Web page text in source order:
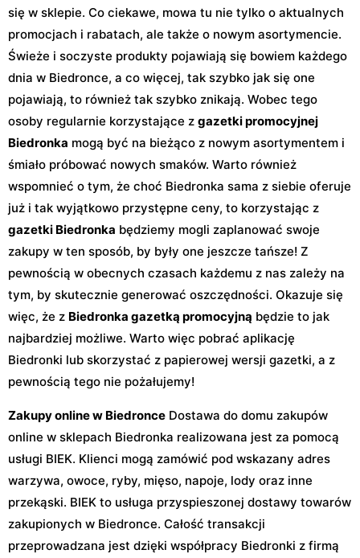
się w sklepie. Co ciekawe, mowa tu nie tylko o aktualnych
promocjach i rabatach, ale także o nowym asortymencie.
Świeże i soczyste produkty pojawiają się bowiem każdego
dnia w Biedronce, a co więcej, tak szybko jak się one
pojawiają, to również tak szybko znikają. Wobec tego
osoby regularnie korzystające z gazetki promocyjnej
Biedronka mogą być na bieżąco z nowym asortymentem i
śmiało próbować nowych smaków. Warto również
wspomnieć o tym, że choć Biedronka sama z siebie oferuje
już i tak wyjątkowo przystępne ceny, to korzystając z
gazetki Biedronka będziemy mogli zaplanować swoje
zakupy w ten sposób, by były one jeszcze tańsze! Z
pewnością w obecnych czasach każdemu z nas zależy na
tym, by skutecznie generować oszczędności. Okazuje się
więc, że z Biedronka gazetką promocyjną będzie to jak
najbardziej możliwe. Warto więc pobrać aplikację
Biedronki lub skorzystać z papierowej wersji gazetki, a z
pewnością tego nie pożałujemy!
Zakupy online w Biedronce Dostawa do domu zakupów
online w sklepach Biedronka realizowana jest za pomocą
usługi BIEK. Klienci mogą zamówić pod wskazany adres
warzywa, owoce, ryby, mięso, napoje, lody oraz inne
przekąski. BIEK to usługa przyspieszonej dostawy towarów
zakupionych w Biedronce. Całość transakcji
przeprowadzana jest dzięki współpracy Biedronki z firmą